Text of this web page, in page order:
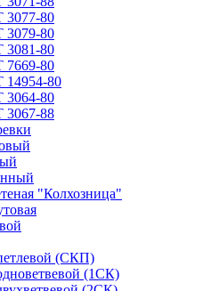
80
80
80
80
80
80
88
"Колхозница"
(СКП)
(1СК)